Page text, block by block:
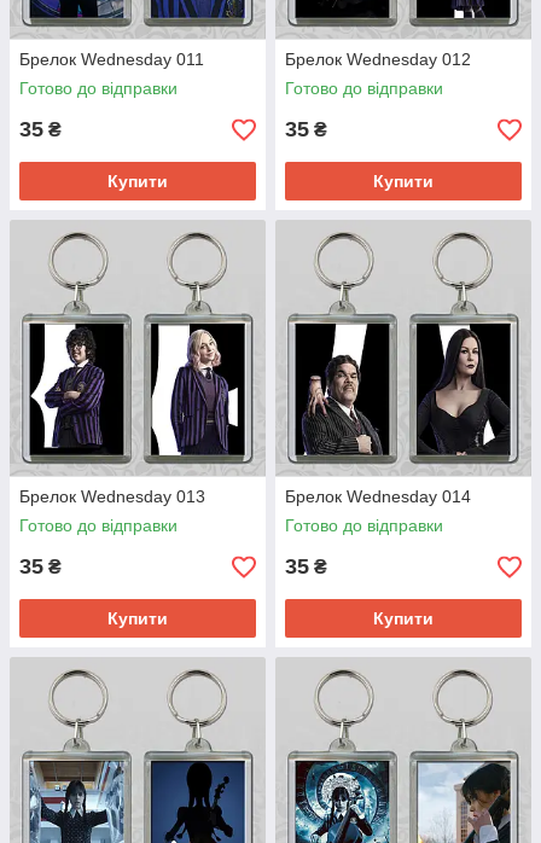
Брелок Wednesday 011
Готово до відправки
35 ₴
Купити
Брелок Wednesday 012
Готово до відправки
35 ₴
Купити
Брелок Wednesday 013
Готово до відправки
35 ₴
Купити
Брелок Wednesday 014
Готово до відправки
35 ₴
Купити